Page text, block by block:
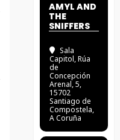
AMYL AND
THE
SNIFFERS
Sala
Capitol, Rúa
de
Concepción
Arenal, 5,
15702
Santiago de
Compostela,
A Coruña